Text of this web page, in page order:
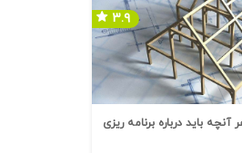
باید درباره برنامه ریزی
۳.۹